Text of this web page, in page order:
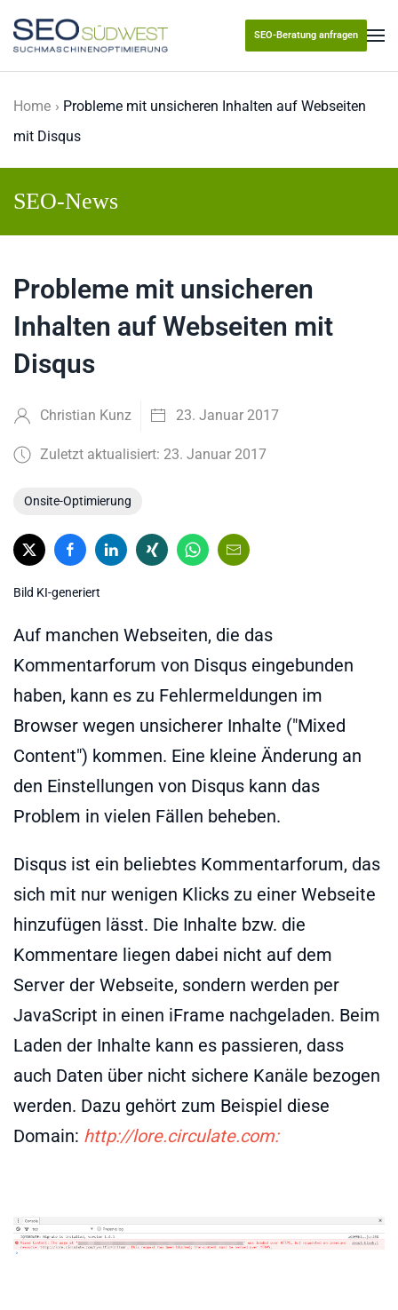
Skip to main content
SEO-Beratung anfragen
Home
Probleme mit unsicheren Inhalten auf Webseiten
mit Disqus
SEO-News
Probleme mit unsicheren
Inhalten auf Webseiten mit
Disqus
Christian Kunz 23. Januar 2017
Zuletzt aktualisiert: 23. Januar 2017
Onsite-Optimierung
Bild KI-generiert
Auf manchen Webseiten, die das
Kommentarforum von Disqus eingebunden
haben, kann es zu Fehlermeldungen im
Browser wegen unsicherer Inhalte ("Mixed
Content") kommen. Eine kleine Änderung an
den Einstellungen von Disqus kann das
Problem in vielen Fällen beheben.
Disqus ist ein beliebtes Kommentarforum, das
sich mit nur wenigen Klicks zu einer Webseite
hinzufügen lässt. Die Inhalte bzw. die
Kommentare liegen dabei nicht auf dem
Server der Webseite, sondern werden per
JavaScript in einen iFrame nachgeladen. Beim
Laden der Inhalte kann es passieren, dass
auch Daten über nicht sichere Kanäle bezogen
werden. Dazu gehört zum Beispiel diese
Domain: http://lore.circulate.com: